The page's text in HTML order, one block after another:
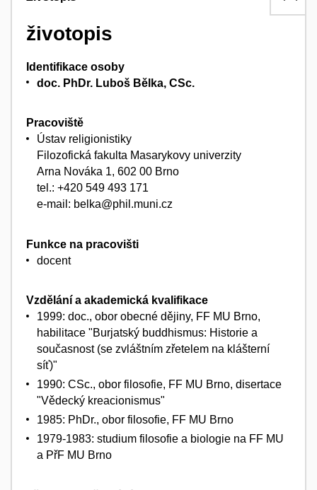
životopis
Identifikace osoby
doc. PhDr. Luboš Bělka, CSc.
Pracoviště
Ústav religionistiky
Filozofická fakulta Masarykovy univerzity
Arna Nováka 1, 602 00 Brno
tel.: +420 549 493 171
e-mail: belka@phil.muni.cz
Funkce na pracovišti
docent
Vzdělání a akademická kvalifikace
1999: doc., obor obecné dějiny, FF MU Brno,
habilitace "Burjatský buddhismus: Historie a
současnost (se zvláštním zřetelem na klášterní
síť)"
1990: CSc., obor filosofie, FF MU Brno, disertace
"Vědecký kreacionismus"
1985: PhDr., obor filosofie, FF MU Brno
1979-1983: studium filosofie a biologie na FF MU
a PřF MU Brno